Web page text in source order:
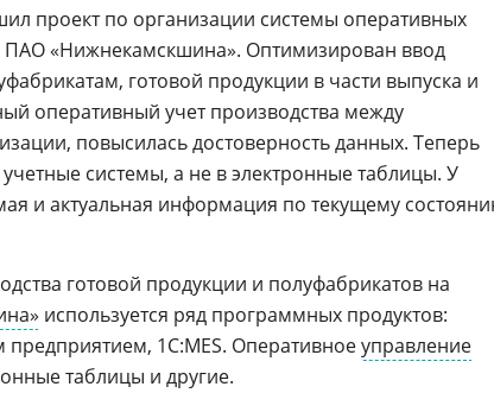
проект по организации системы оперативных
ПАО «Нижнекамскшина». Оптимизирован ввод
готовой продукции в части выпуска и
оперативный учет производства между
повысилась достоверность данных. Теперь
системы, а не в электронные таблицы. У
и актуальная информация по текущему
готовой продукции и полуфабрикатов на
используется ряд программных продуктов:
1C:MES. Оперативноеуправление
таблицы и другие.